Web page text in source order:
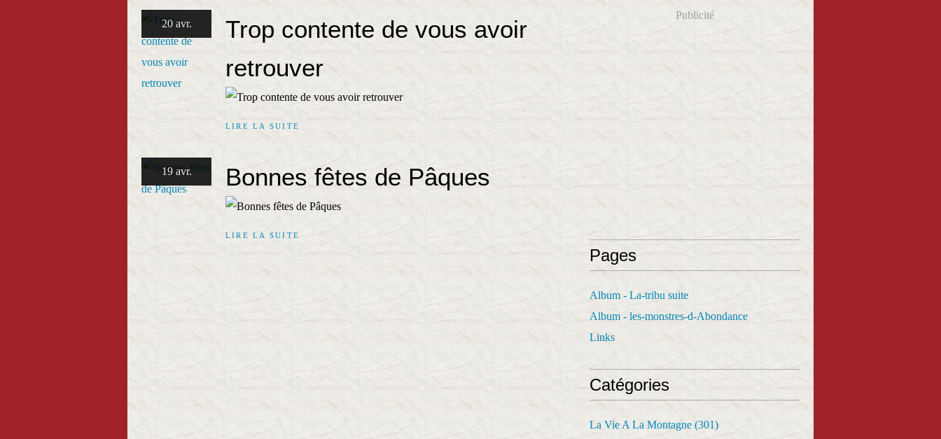
20 avr.
Trop contente de vous avoir
retrouver
LIRE LA SUITE
19 avr. Bonnes fêtes de Pâques
LIRE LA SUITE
Publicité
Pages
Album - La-tribu suite
Album - les-monstres-d-Abondance
Links
Catégories
La Vie A La Montagne (301)